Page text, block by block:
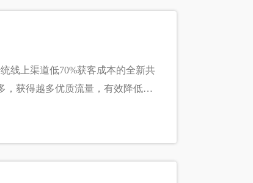
线上渠道低70%获客成本的全新共
，获得越多优质流量，有效降低营